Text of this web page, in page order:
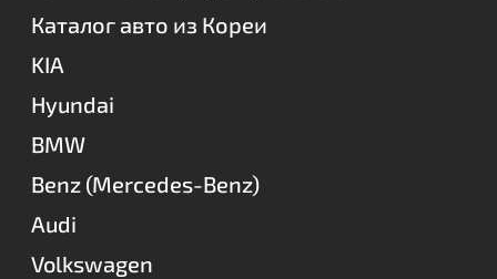
Каталог авто из Кореи
KIA
Hyundai
BMW
Benz (Mercedes-Benz)
Audi
Volkswagen